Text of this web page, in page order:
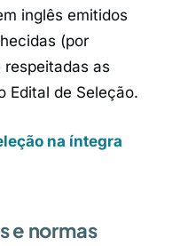
inglês emitidos
(por
respeitadas as
Edital de Seleção.
na íntegra
e normas